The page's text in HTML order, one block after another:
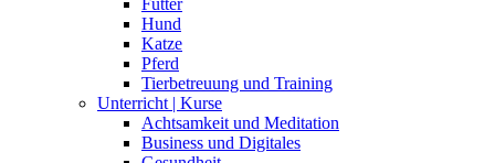
Hund
Katze
Pferd
Tierbetreuung und Training
Unterricht | Kurse
Achtsamkeit und Meditation
Business und Digitales